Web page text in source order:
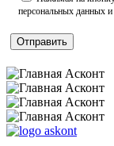
персональных данных